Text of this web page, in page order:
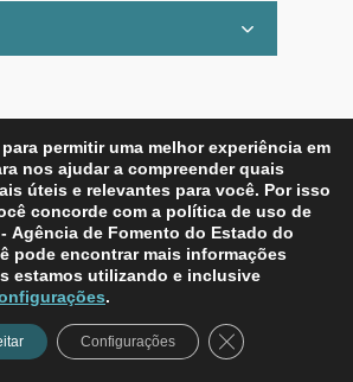
AFEAM
AFEAM
de Fomento do Estado do
Amazonas S.A.
permitir uma melhor experiência em
nos ajudar a compreender quais
úteis e relevantes para você. Por isso
concorde com a política de uso de
Agência de Fomento do Estado do
pode encontrar mais informações
estamos utilizando e inclusive
.
Configurações Close GDPR